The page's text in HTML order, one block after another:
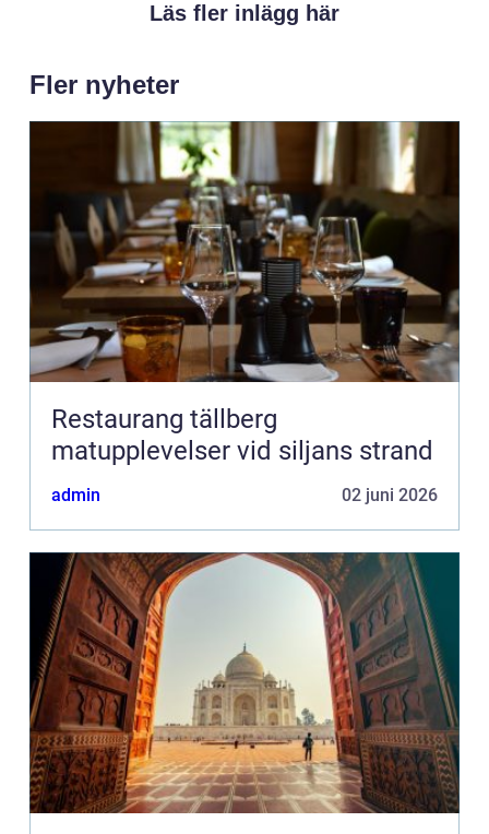
Läs fler inlägg här
Fler nyheter
Restaurang tällberg
matupplevelser vid siljans strand
admin 02 juni 2026